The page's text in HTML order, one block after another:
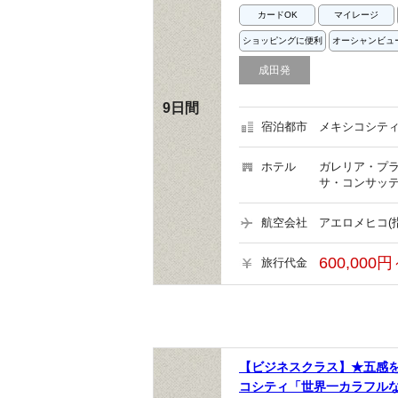
9日間
カードOK マイレージ
ショッピングに便利 オーシャンビュ
成田発
宿泊都市 メキシコシテ
ホテル
ガレリア・プ
サ・コンサッ
航空会社 アエロメヒコ(
旅行代金 600,000円
【ビジネスクラス】★五感
コシティ「世界一カラフル